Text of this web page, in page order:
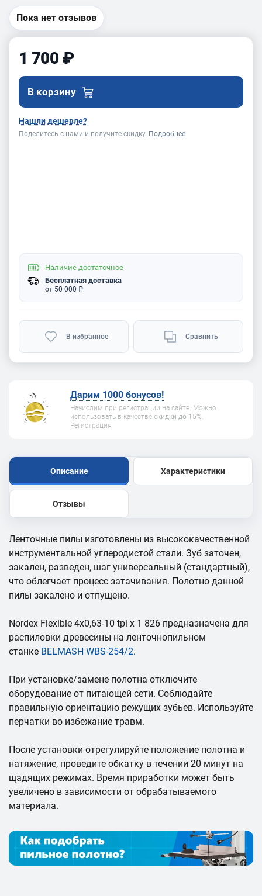
Пока нет отзывов
1 700 ₽
В корзину
Нашли дешевле?
Поделитесь с нами и получите скидку. Подробнее
Наличие достаточное
Бесплатная доставка
от 50 000 ₽
В избранное Сравнить
Дарим 1000 бонусов!
Начислим при регистрации на сайте. Можно
использовать в качестве скидки до 15%.
Регистрация
Описание Характеристики
Отзывы
Ленточные пилы изготовлены из высококачественной
инструментальной углеродистой стали. Зуб заточен,
закален, разведен, шаг универсальный (стандартный),
что облегчает процесс затачивания. Полотно данной
пилы закалено и отпущено.
Nordex Flexible 4х0,63-10 tpi x 1 826 предназначена для
распиловки древесины на ленточнопильном
станке BELMASH WBS-254/2.
При установке/замене полотна отключите
оборудование от питающей сети. Соблюдайте
правильную ориентацию режущих зубьев. Используйте
перчатки во избежание травм.
После установки отрегулируйте положение полотна и
натяжение, проведите обкатку в течении 20 минут на
щадящих режимах. Время приработки может быть
увеличено в зависимости от обрабатываемого
материала.